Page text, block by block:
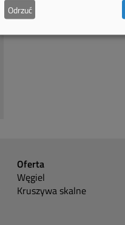
Oferta
Węgiel
Kruszywa skalne
Odrzuć